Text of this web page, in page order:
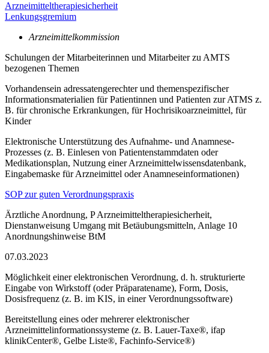
Arzneimitteltherapiesicherheit
Lenkungsgremium
Arzneimittelkommission
Schulungen der Mitarbeiterinnen und Mitarbeiter zu AMTS
bezogenen Themen
Vorhandensein adressatengerechter und themenspezifischer
Informationsmaterialien für Patientinnen und Patienten zur ATMS z.
B. für chronische Erkrankungen, für Hochrisikoarzneimittel, für
Kinder
Elektronische Unterstützung des Aufnahme- und Anamnese-
Prozesses (z. B. Einlesen von Patientenstammdaten oder
Medikationsplan, Nutzung einer Arzneimittelwissensdatenbank,
Eingabemaske für Arzneimittel oder Anamneseinformationen)
SOP zur guten Verordnungspraxis
Ärztliche Anordnung, P Arzneimitteltherapiesicherheit,
Dienstanweisung Umgang mit Betäubungsmitteln, Anlage 10
Anordnungshinweise BtM
07.03.2023
Möglichkeit einer elektronischen Verordnung, d. h. strukturierte
Eingabe von Wirkstoff (oder Präparatename), Form, Dosis,
Dosisfrequenz (z. B. im KIS, in einer Verordnungssoftware)
Bereitstellung eines oder mehrerer elektronischer
Arzneimittelinformationssysteme (z. B. Lauer-Taxe®, ifap
klinikCenter®, Gelbe Liste®, Fachinfo-Service®)